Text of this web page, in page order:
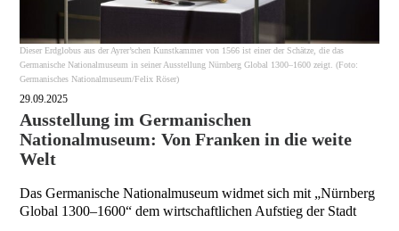
Dieser Erdglobus aus der Ayrer’schen Kunstkammer von 1566 ist einer der Schätze, die das
Germanische Nationalmuseum in seiner Ausstellung Nürnberg Global 1300–1600 zeigt. (Foto:
Germanisches Nationalmuseum/Felix Röser)
29.09.2025
Ausstellung im Germanischen
Nationalmuseum: Von Franken in die weite
Welt
Das Germanische Nationalmuseum widmet sich mit „Nürnberg
Global 1300–1600“ dem wirtschaftlichen Aufstieg der Stadt